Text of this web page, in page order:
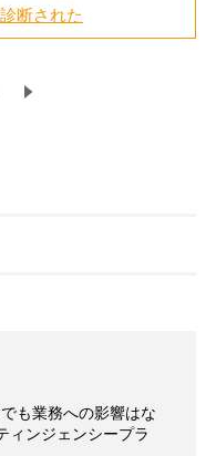
断された
も業務への影響はな
ンジェンシープラ